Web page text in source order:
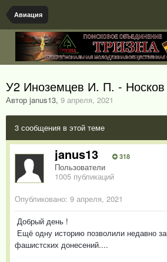
Авиация
У2 Иноземцев И. П. -
Автор janus13, 9 апреля, 2021
3 сообщения в этой теме
janus13 318
Пользователи
1005 публикаций
Опубликовано: 9 апреля, 2021
Добрый день !
Ещё одну историю позволили недавно
фашистских донесений....